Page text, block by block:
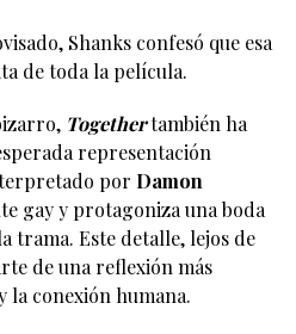
Shanks confesó que esa
de toda la película.
Togethertambién ha
representación
por Damon
gay y protagoniza una boda
trama. Este detalle, lejos de
de una reflexión más
la conexión humana.